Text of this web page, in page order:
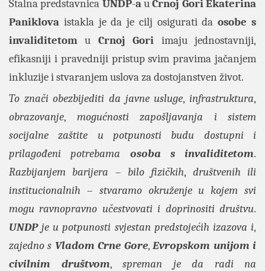
Stalna predstavnica UNDP-auCrnoj GoriEkaterina
Paniklova istakla je da je cilj osigurati daosobe s
invaliditetom u Crnoj Gori imaju jednostavniji,
efikasniji i pravedniji pristup svim pravima jačanjem
inkluzije i stvaranjem uslova za dostojanstven život.
To znači obezbijediti da javne usluge,infrastruktura,
obrazovanje, mogućnosti zapošljavanja i sistem
socijalne zaštite u potpunosti budu dostupni i
prilagođeni potrebama osoba s invaliditetom.
Razbijanjem barijera – bilo fizičkih, društvenih ili
institucionalnih – stvaramo okruženje u kojem svi
mogu ravnopravno učestvovati i doprinositi društvu.
UNDPje u potpunosti svjestan predstojećih izazova i,
zajedno s Vladom Crne Gore,Evropskom unijom i
civilnim društvom, spreman je da radi na